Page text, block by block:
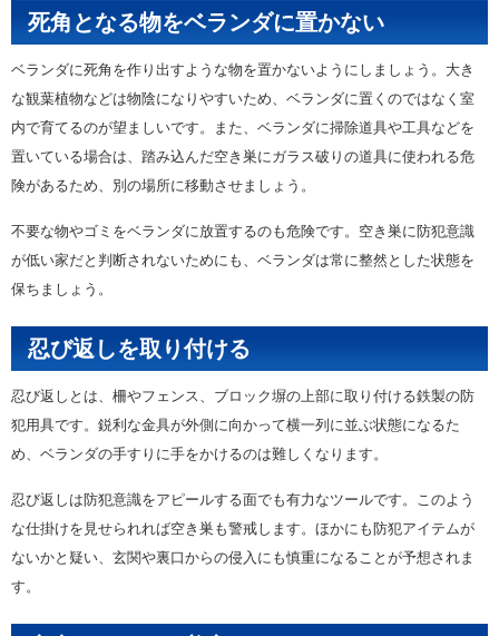
死角となる物をベランダに置かない
ベランダに死角を作り出すような物を置かないようにしましょう。大き
な観葉植物などは物陰になりやすいため、ベランダに置くのではなく室
内で育てるのが望ましいです。また、ベランダに掃除道具や工具などを
置いている場合は、踏み込んだ空き巣にガラス破りの道具に使われる危
険があるため、別の場所に移動させましょう。
不要な物やゴミをベランダに放置するのも危険です。空き巣に防犯意識
が低い家だと判断されないためにも、ベランダは常に整然とした状態を
保ちましょう。
忍び返しを取り付ける
忍び返しとは、柵やフェンス、ブロック塀の上部に取り付ける鉄製の防
犯用具です。鋭利な金具が外側に向かって横一列に並ぶ状態になるた
め、ベランダの手すりに手をかけるのは難しくなります。
忍び返しは防犯意識をアピールする面でも有力なツールです。このよう
な仕掛けを見せられれば空き巣も警戒します。ほかにも防犯アイテムが
ないかと疑い、玄関や裏口からの侵入にも慎重になることが予想されま
す。